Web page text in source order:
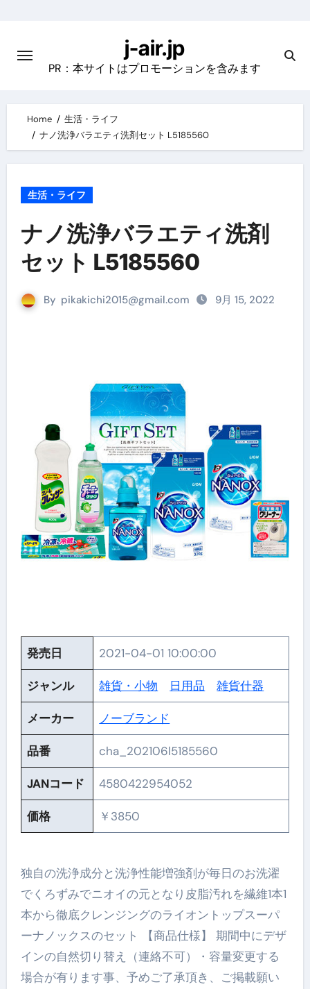
content
j-air.jp
PR：本サイトはプロモーションを含みます
Home
生活・ライフ
ナノ洗浄バラエティ洗剤セット L5185560
生活・ライフ
ナノ洗浄バラエティ洗剤
セット L5185560
By pikakichi2015@gmail.com 9月 15, 2022
発売日 2021-04-01 10:00:00
ジャンル 雑貨・小物 日用品 雑貨什器
メーカー ノーブランド
品番 cha_202106l5185560
JANコード 4580422954052
価格 ￥3850
独自の洗浄成分と洗浄性能増強剤が毎日のお洗濯
でくろずみでニオイの元となり皮脂汚れを繊維1本1
本から徹底クレンジングのライオントップスーパ
ーナノックスのセット 【商品仕様】 期間中にデザ
インの自然切り替え（連絡不可）・容量変更する
場合が有ります事、予めご了承頂き、ご掲載願い